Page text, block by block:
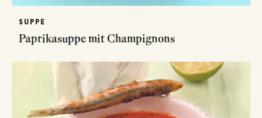
SUPPE
Paprikasuppe mit Champignons